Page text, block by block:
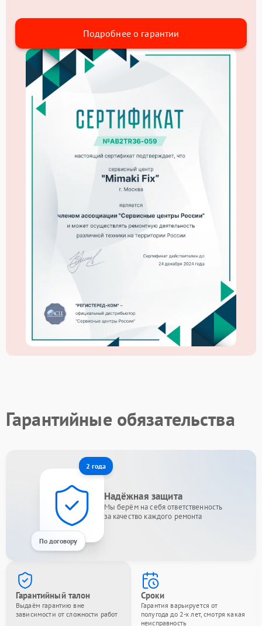
Подробнее о гарантии
Гарантийные обязательства
2 года
По договору
Надёжная защита
Мы берём на себя ответственность
за качество каждого ремонта
Гарантийный талон
Выдаём гарантию вне
зависимости от сложности работ
Сроки
Гарантия варьируется от
полугода до 2-х лет, смотря какая
неисправность